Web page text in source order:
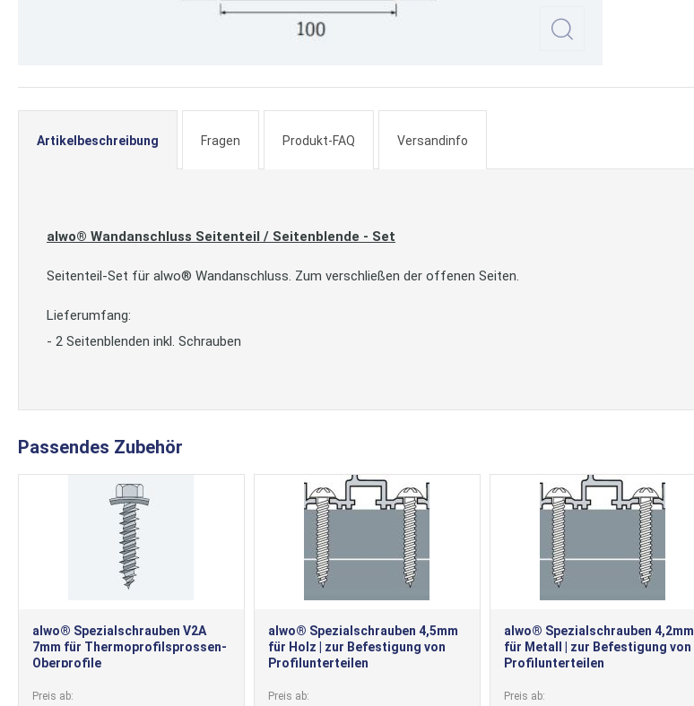
Anfang
Artikelbeschreibung
alwo® Wandanschluss Seitenteil / Seitenblende - Set
Seitenteil-Set für alwo® Wandanschluss. Zum verschließen der offenen Seiten.
Lieferumfang:
- 2 Seitenblenden inkl. Schrauben
Fragen Produkt-FAQ Versandinfo
Passendes Zubehör
alwo® Spezialschrauben V2A
7mm für Thermoprofilsprossen-
Oberprofile
Preis ab
alwo® Spezialschrauben 4,5mm
für Holz | zur Befestigung von
Profilunterteilen
Preis ab
alwo® Spezialschrauben 4,2mm
für Metall | zur Befestigung von
Profilunterteilen
Preis ab